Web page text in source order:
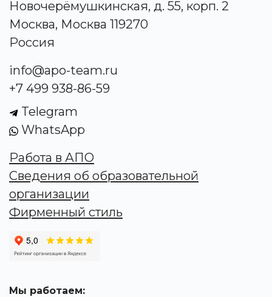
Новочерёмушкинская, д. 55, корп. 2
Москва, Москва 119270
Россия
info@apo-team.ru
+7 499 938-86-59
Telegram
WhatsApp
Работа в АПО
Сведения об образовательной
организации
Фирменный стиль
Мы работаем: